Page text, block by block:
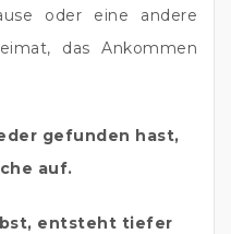
oder eine andere
das Ankommen
gefunden hast,
auf.
entsteht tiefer